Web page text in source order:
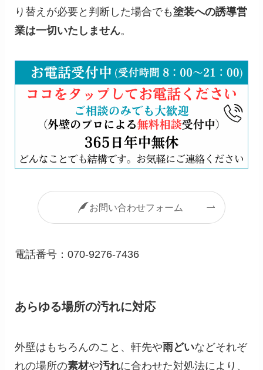
り替えが必要と判断した場合でも塗装への誘導営
業は一切いたしません。
お問い合わせフォーム
電話番号：070-9276-7436
あらゆる場所の汚れに対応
外壁はもちろんのこと、軒先や雨どいなどそれぞ
れの場所の素材や汚れに合わせた対処法により、